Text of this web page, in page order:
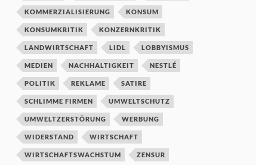
KOMMERZIALISIERUNG KONSUM
KONSUMKRITIK KONZERNKRITIK
LANDWIRTSCHAFT LIDL LOBBYISMUS
MEDIEN NACHHALTIGKEIT NESTLÉ
POLITIK REKLAME SATIRE
SCHLIMME FIRMEN UMWELTSCHUTZ
UMWELTZERSTÖRUNG WERBUNG
WIDERSTAND WIRTSCHAFT
WIRTSCHAFTSWACHSTUM ZENSUR